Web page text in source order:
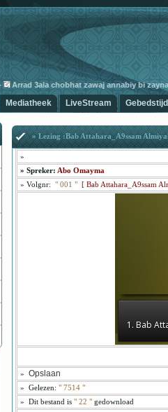
Arrad 3ala chobhat zawaj annabiy bi zaynab-
Mediatheek LiveStream
» Lezing :Bab Attahara_A9ssam
»
» Spreker: Abo Omayma
» Volgnr: " 001 " [ Bab Attahara_A9ssam
1. Bab
» Opslaan
» Gelezen: " 7514 "
» Dit bestand is " 22 " gedownload